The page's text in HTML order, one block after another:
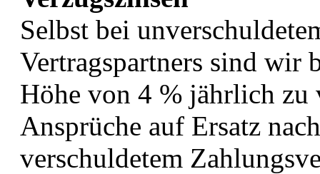
Selbst bei
Vertragspartners sind wir
Höhe von 4 % jährlich zu
Ansprüche auf Ersatz
verschuldetem